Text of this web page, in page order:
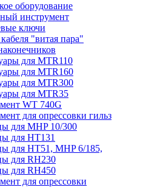
оборудование
инструмент
ключи
"витая пара"
для MTR110
для MTR160
для MTR300
для MTR35
WT 740G
для опрессовки гильз
для MHP 10/300
для НТ131
для НТ51, MHP 6/185,
для RH230
для RH450
для опрессовки